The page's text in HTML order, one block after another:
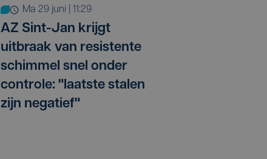
ma 29 juni | 11:29
AZ Sint-Jan krijgt
uitbraak van resistente
schimmel snel onder
controle: "laatste stalen
zijn negatief"